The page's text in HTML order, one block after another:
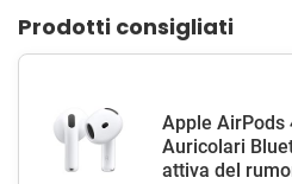
Prodotti consigliati
Apple AirPods
Auricolari
attiva del